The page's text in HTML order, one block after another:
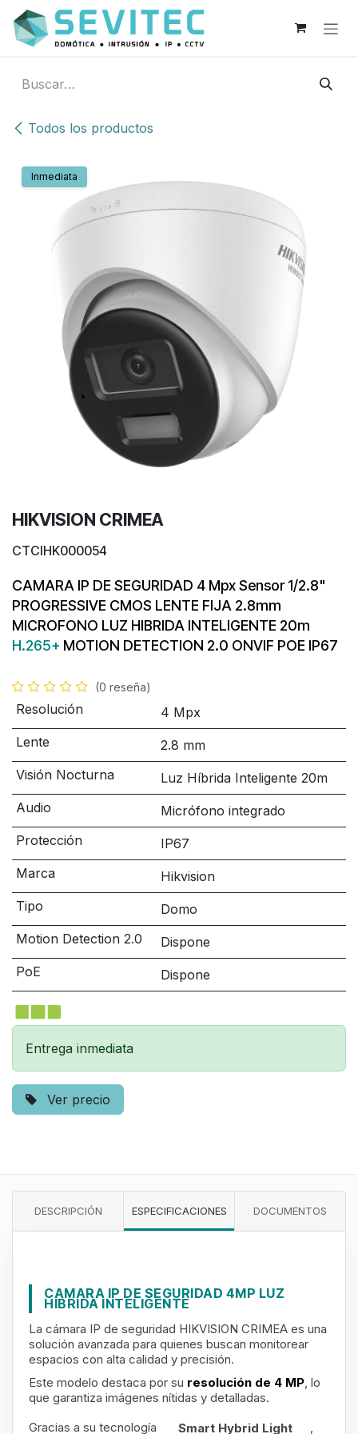
Ir al contenido
Todos los productos
Inmediata
HIKVISION CRIMEA
CTCIHK000054
CAMARA IP DE SEGURIDAD 4 MpxSensor 1/2.8"
PROGRESSIVE CMOS LENTE FIJA 2.8mm
MICROFONO LUZ HIBRIDA INTELIGENTE 20m
H.265+ MOTION DETECTION 2.0 ONVIF POE IP67
(0 reseña)
Resolución
4 Mpx
Lente
2.8 mm
Visión Nocturna
Luz Híbrida Inteligente 20m
Audio
Micrófono integrado
Protección
IP67
Marca
Hikvision
Tipo
Domo
Motion Detection 2.0
Dispone
PoE
Dispone
Entrega inmediata
Ver precio
DESCRIPCIÓN ESPECIFICACIONES DOCUMENTOS
CAMARA IP DE SEGURIDAD 4MP LUZ
HIBRIDA INTELIGENTE
La cámara IP de seguridad HIKVISION CRIMEA es una
solución avanzada para quienes buscan monitorear
espacios con alta calidad y precisión.
Este modelo destaca por su resolución de 4 MP, lo
que garantiza imágenes nítidas y detalladas.
Gracias a su tecnología Smart Hybrid Light ,